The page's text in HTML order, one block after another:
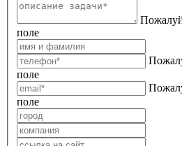
поле
поле
поле